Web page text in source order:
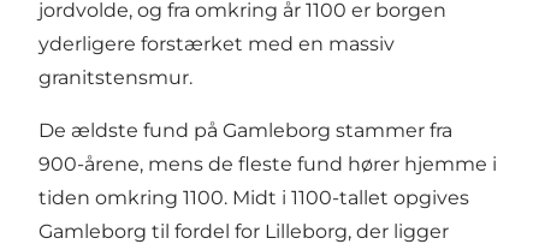
jordvolde, og fra omkring år 1100 er borgen
yderligere forstærket med en massiv
granitstensmur.
De ældste fund på Gamleborg stammer fra
900-årene, mens de fleste fund hører hjemme i
tiden omkring 1100. Midt i 1100-tallet opgives
Gamleborg til fordel for Lilleborg, der ligger